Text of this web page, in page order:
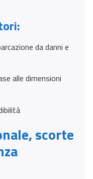
da danni e
alle dimensioni
scorte